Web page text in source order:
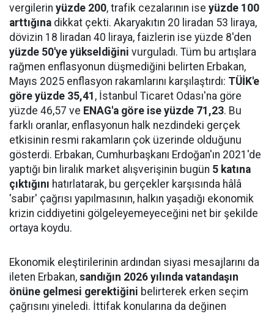
vergilerin yüzde 200, trafik cezalarının ise yüzde 100
arttığına dikkat çekti. Akaryakıtın 20 liradan 53 liraya,
dövizin 18 liradan 40 liraya, faizlerin ise yüzde 8'den
yüzde 50'ye yükseldiğini vurguladı. Tüm bu artışlara
rağmen enflasyonun düşmediğini belirten Erbakan,
Mayıs 2025 enflasyon rakamlarını karşılaştırdı: TÜİK'e
göre yüzde 35,41 , İstanbul Ticaret Odası'na göre
yüzde 46,57 ve ENAG'a göre ise yüzde 71,23. Bu
farklı oranlar, enflasyonun halk nezdindeki gerçek
etkisinin resmi rakamların çok üzerinde olduğunu
gösterdi. Erbakan, Cumhurbaşkanı Erdoğan'ın 2021'de
yaptığı bin liralık market alışverişinin bugün 5 katına
çıktığını hatırlatarak, bu gerçekler karşısında hâlâ
'sabır' çağrısı yapılmasının, halkın yaşadığı ekonomik
krizin ciddiyetini gölgeleyemeyeceğini net bir şekilde
ortaya koydu.
Ekonomik eleştirilerinin ardından siyasi mesajlarını da
ileten Erbakan, sandığın 2026 yılında vatandaşın
önüne gelmesi gerektiğini belirterek erken seçim
çağrısını yineledi. İttifak konularına da değinen